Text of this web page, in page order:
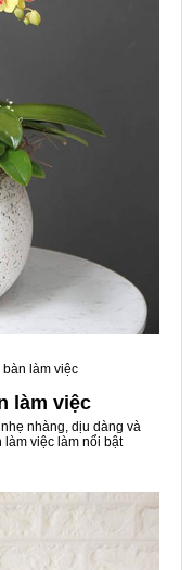
làm việc
làm việc
nhàng, dịu dàng và
việc làm nổi bật